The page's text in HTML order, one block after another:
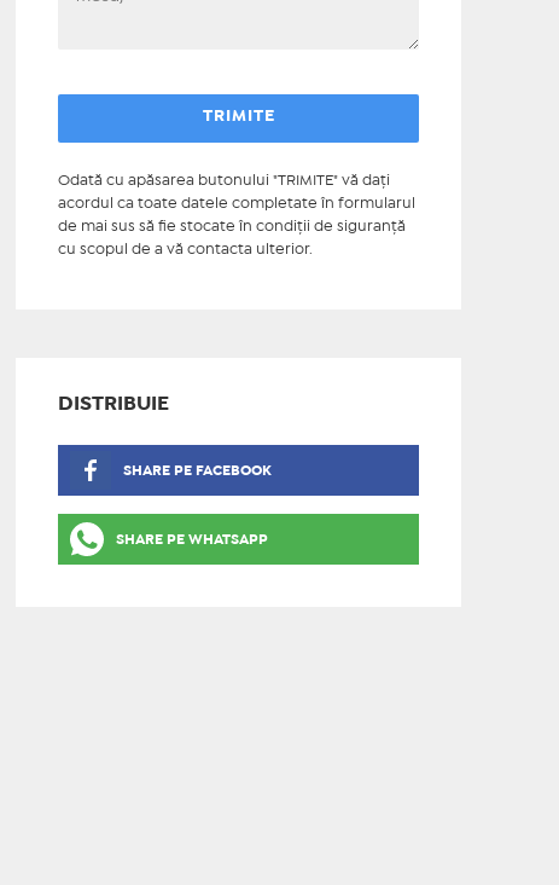
Odată cu apăsarea butonului "TRIMITE" vă daţi
acordul ca toate datele completate în formularul
de mai sus să fie stocate în condiţii de siguranţă
cu scopul de a vă contacta ulterior.
DISTRIBUIE
SHARE PE FACEBOOK
SHARE PE WHATSAPP